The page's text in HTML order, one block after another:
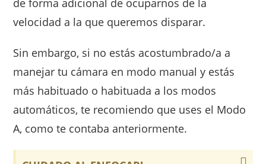
de forma adicional de ocuparnos de la
velocidad a la que queremos disparar.
Sin embargo, si no estás acostumbrado/a a
manejar tu cámara en modo manual y estás
más habituado o habituada a los modos
automáticos, te recomiendo que uses el Modo
A, como te contaba anteriormente.